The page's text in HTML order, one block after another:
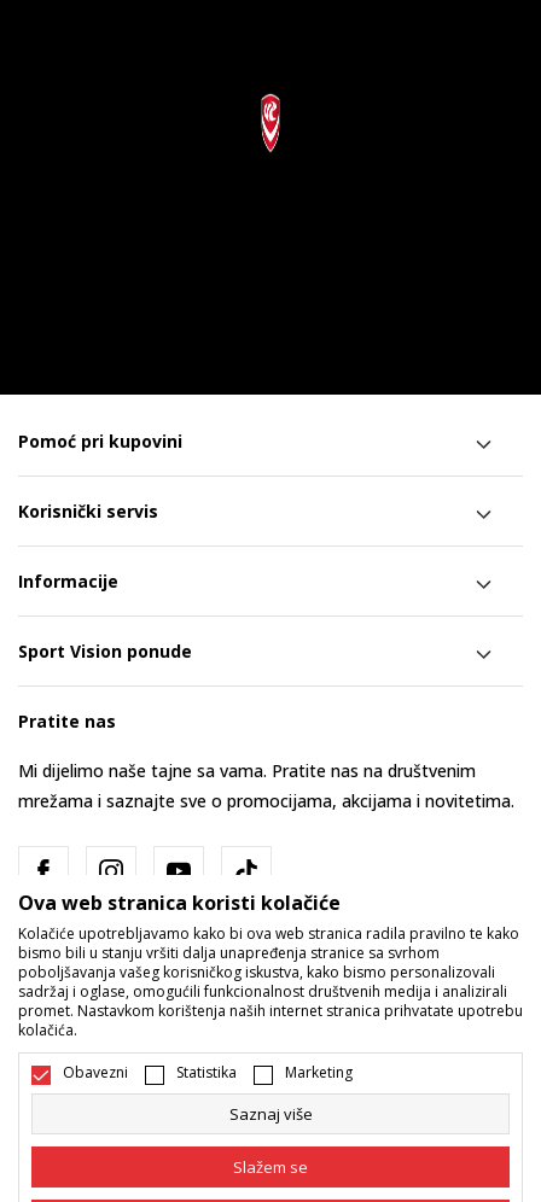
Pomoć pri kupovini
Korisnički servis
Informacije
Sport Vision ponude
Pratite nas
Mi dijelimo naše tajne sa vama. Pratite nas na društvenim
mrežama i saznajte sve o promocijama, akcijama i novitetima.
Bosna i Hercegovina Promijenite
Ova web stranica koristi kolačiće
Kolačiće upotrebljavamo kako bi ova web stranica radila pravilno te kako
bismo bili u stanju vršiti dalja unapređenja stranice sa svrhom
poboljšavanja vašeg korisničkog iskustva, kako bismo personalizovali
sadržaj i oglase, omogućili funkcionalnost društvenih medija i analizirali
promet. Nastavkom korištenja naših internet stranica prihvatate upotrebu
kolačića.
Obavezni Statistika Marketing
Saznaj više
Slažem se